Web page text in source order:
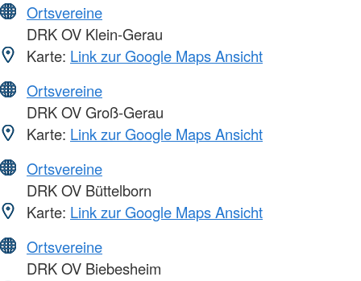
Ortsvereine
DRK OV Klein-Gerau
Karte: Link zur Google Maps Ansicht
Ortsvereine
DRK OV Groß-Gerau
Karte: Link zur Google Maps Ansicht
Ortsvereine
DRK OV Büttelborn
Karte: Link zur Google Maps Ansicht
Ortsvereine
DRK OV Biebesheim